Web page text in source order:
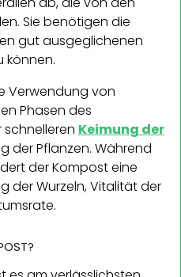
Sie benötigen die
gut ausgeglichenen
können.
Verwendung von
Phasen des
Keimung der
der Pflanzen. Während
der Kompost eine
der Wurzeln, Vitalität der